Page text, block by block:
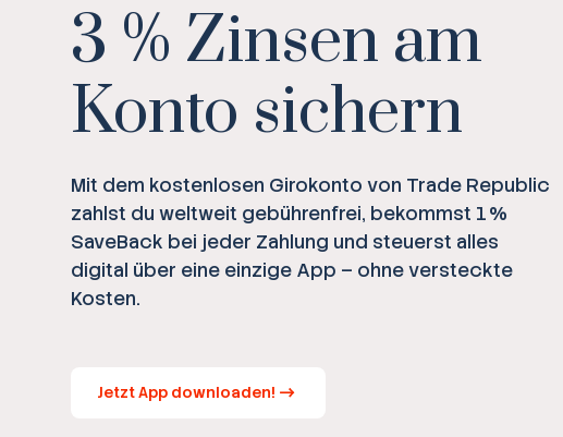
3 % Zinsen am
Konto sichern
Mit dem kostenlosen Girokonto von Trade Republic
zahlst du weltweit gebührenfrei, bekommst 1 %
SaveBack bei jeder Zahlung und steuerst alles
digital über eine einzige App – ohne versteckte
Kosten.
Jetzt App downloaden!